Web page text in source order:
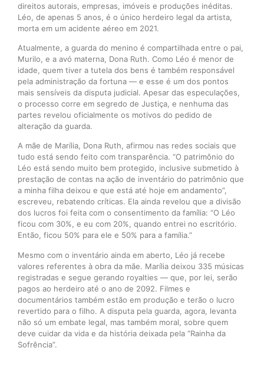
direitos autorais, empresas, imóveis e produções inéditas.
Léo, de apenas 5 anos, é o único herdeiro legal da artista,
morta em um acidente aéreo em 2021.
Atualmente, a guarda do menino é compartilhada entre o pai,
Murilo, e a avó materna, Dona Ruth. Como Léo é menor de
idade, quem tiver a tutela dos bens é também responsável
pela administração da fortuna — e esse é um dos pontos
mais sensíveis da disputa judicial. Apesar das especulações,
o processo corre em segredo de Justiça, e nenhuma das
partes revelou oficialmente os motivos do pedido de
alteração da guarda.
A mãe de Marília, Dona Ruth, afirmou nas redes sociais que
tudo está sendo feito com transparência. “O patrimônio do
Léo está sendo muito bem protegido, inclusive submetido à
prestação de contas na ação de inventário do patrimônio que
a minha filha deixou e que está até hoje em andamento”,
escreveu, rebatendo críticas. Ela ainda revelou que a divisão
dos lucros foi feita com o consentimento da família: “O Léo
ficou com 30%, e eu com 20%, quando entrei no escritório.
Então, ficou 50% para ele e 50% para a família.”
Mesmo com o inventário ainda em aberto, Léo já recebe
valores referentes à obra da mãe. Marília deixou 335 músicas
registradas e segue gerando royalties — que, por lei, serão
pagos ao herdeiro até o ano de 2092. Filmes e
documentários também estão em produção e terão o lucro
revertido para o filho. A disputa pela guarda, agora, levanta
não só um embate legal, mas também moral, sobre quem
deve cuidar da vida e da história deixada pela “Rainha da
Sofrência”.